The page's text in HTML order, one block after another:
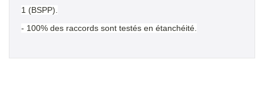
1 (BSPP).
- 100% des raccords sont testés en étanchéité.